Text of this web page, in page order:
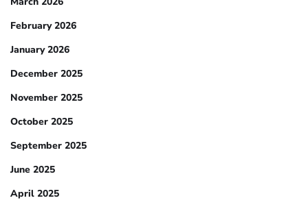
February 2026
January 2026
December 2025
November 2025
October 2025
September 2025
June 2025
April 2025